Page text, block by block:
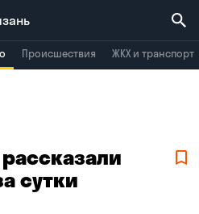
Происшествия ЖКХ и транспорт
Брянск
сутки